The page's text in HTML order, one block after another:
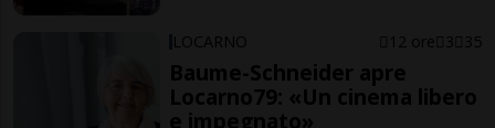
LOCARNO 12 ore 3 35
Baume-Schneider apre
Locarno79: «Un cinema libero
e impegnato»